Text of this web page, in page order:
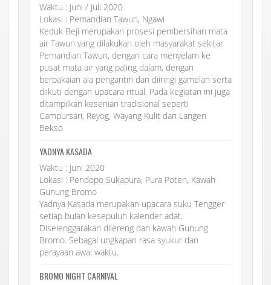
Waktu : Juni / Juli 2020
Lokasi : Pemandian Tawun, Ngawi
Keduk Beji merupakan prosesi pembersihan mata
air Tawun yang dilakukan oleh masyarakat sekitar
Pemandian Tawun, dengan cara menyelam ke
pusat mata air yang paling dalam, dengan
berpakaian ala pengantin dan diiringi gamelan serta
diikuti dengan upacara ritual. Pada kegiatan ini juga
ditampilkan kesenian tradisional seperti
Campursari, Reyog, Wayang Kulit dan Langen
Bekso
YADNYA KASADA
Waktu : Juni 2020
Lokasi : Pendopo Sukapura, Pura Poten, Kawah
Gunung Bromo
Yadnya Kasada merupakan upacara suku Tengger
setiap bulan kesepuluh kalender adat.
Diselenggarakan dilereng dan kawah Gunung
Bromo. Sebagai ungkapan rasa syukur dan
perayaan awal waktu.
BROMO NIGHT CARNIVAL